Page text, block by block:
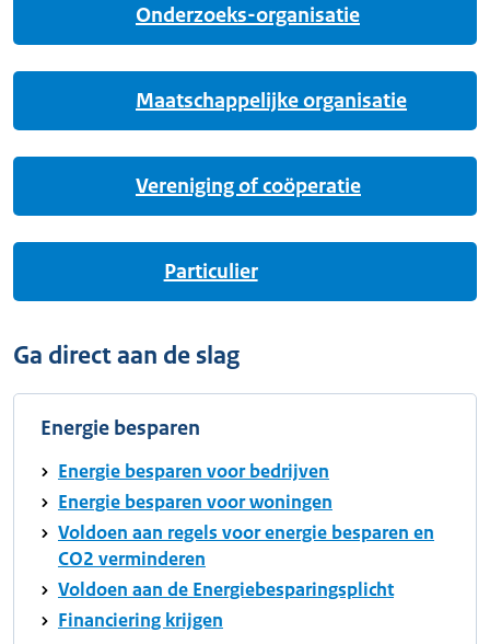
Onderzoeks-organisatie
Maatschappelijke organisatie
Vereniging of coöperatie
Particulier
Ga direct aan de slag
Energie besparen
Energie besparen voor bedrijven
Energie besparen voor woningen
Voldoen aan regels voor energie besparen en
CO2 verminderen
Voldoen aan de Energiebesparingsplicht
Financiering krijgen